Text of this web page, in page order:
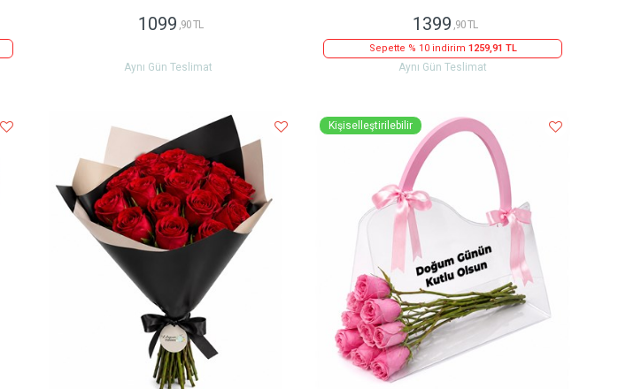
1099 ,90 TL
Aynı Gün Teslimat
1399 ,90 TL
Sepette % 10 indirim 1259,91 TL
Aynı Gün Teslimat
Kişiselleştirilebilir